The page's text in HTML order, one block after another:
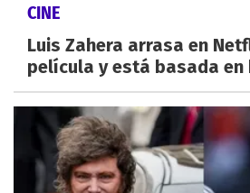
CINE
Luis Zahera arrasa en
película y está basada en